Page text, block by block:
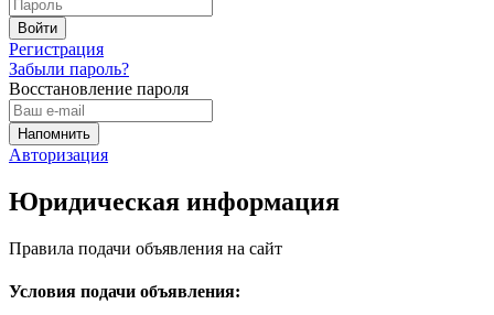
Регистрация
Забыли пароль?
Восстановление пароля
Авторизация
Юридическая информация
Правила подачи объявления на сайт
Условия подачи объявления: